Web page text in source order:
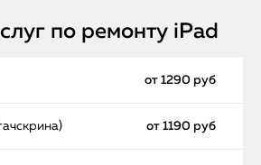
по ремонту iPad
от 1290 руб
от 1190 руб